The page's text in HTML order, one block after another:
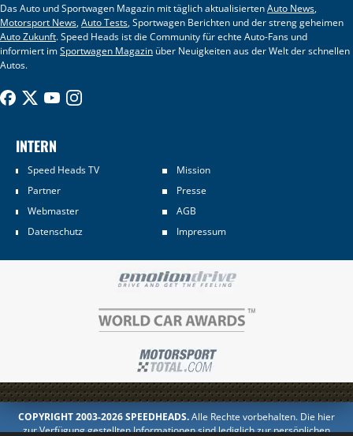
Das Auto und Sportwagen Magazin mit täglich aktualisiertenAuto News,
Motorsport News,Auto Tests, Sportwagen Berichten und der streng geheimen
Auto Zukunft. Speed Heads ist die Community für echte Auto-Fans und
informiert imSportwagen Magazin über Neuigkeiten aus der Welt der schnellen
Autos.
INTERN
Speed Heads TV
Mission
Partner
Presse
Webmaster
AGB
Datenschutz
Impressum
COPYRIGHT 2003-2026 SPEEDHEADS.Alle Rechte vorbehalten. Die hier
zur Verfügung gestellten Informationen sind lediglich zur persönlichen